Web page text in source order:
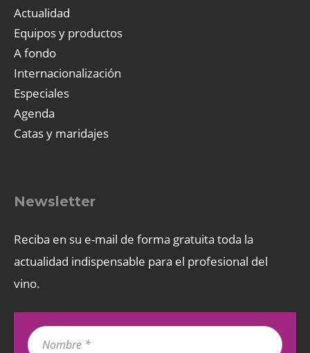
Actualidad
Equipos y productos
A fondo
Internacionalización
Especiales
Agenda
Catas y maridajes
Newsletter
Reciba en su e-mail de forma gratuita toda la
actualidad indispensable para el profesional del
vino.